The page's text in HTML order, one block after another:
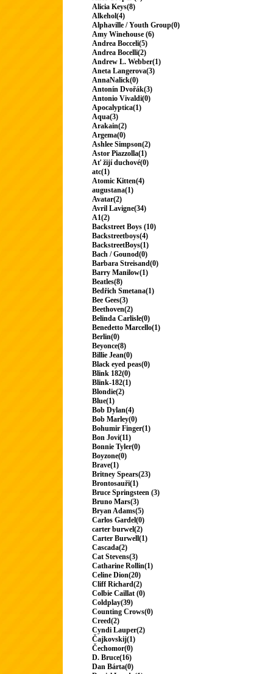
Alicia Keys(8)
Alkehol(4)
Alphaville / Youth Group(0)
Amy Winehouse (6)
Andrea Bocceli(5)
Andrea Bocelli(2)
Andrew L. Webber(1)
Aneta Langerova(3)
AnnaNalick(0)
Antonín Dvořák(3)
Antonio Vivaldi(0)
Apocalyptica(1)
Aqua(3)
Arakain(2)
Argema(0)
Ashlee Simpson(2)
Astor Piazzolla(1)
Ať žijí duchové(0)
atc(1)
Atomic Kitten(4)
augustana(1)
Avatar(2)
Avril Lavigne(34)
A1(2)
Backstreet Boys (10)
Backstreetboys(4)
BackstreetBoys(1)
Bach / Gounod(0)
Barbara Streisand(0)
Barry Manilow(1)
Beatles(8)
Bedřich Smetana(1)
Bee Gees(3)
Beethoven(2)
Belinda Carlisle(0)
Benedetto Marcello(1)
Berlin(0)
Beyonce(8)
Billie Jean(0)
Black eyed peas(0)
Blink 182(0)
Blink-182(1)
Blondie(2)
Blue(1)
Bob Dylan(4)
Bob Marley(0)
Bohumir Finger(1)
Bon Jovi(11)
Bonnie Tyler(0)
Boyzone(0)
Brave(1)
Britney Spears(23)
Brontosauři(1)
Bruce Springsteen (3)
Bruno Mars(3)
Bryan Adams(5)
Carlos Gardel(0)
carter burwel(2)
Carter Burwell(1)
Cascada(2)
Cat Stevens(3)
Catharine Rollin(1)
Celine Dion(20)
Cliff Richard(2)
Colbie Caillat (0)
Coldplay(39)
Counting Crows(0)
Creed(2)
Cyndi Lauper(2)
Čajkovskij(1)
Čechomor(0)
D. Bruce(16)
Dan Bárta(0)